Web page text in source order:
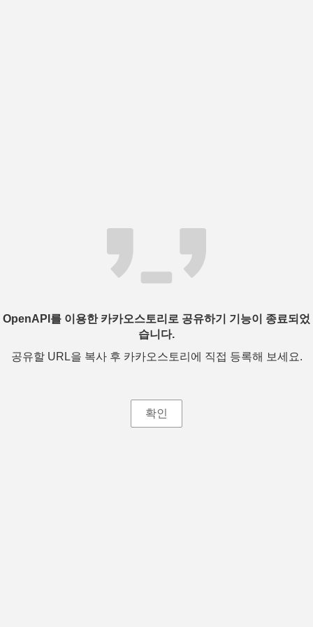
OpenAPI를 이용한 카카오스토리로 공유하기 기능이 종료되었
습니다.
공유할 URL을 복사 후 카카오스토리에 직접 등록해 보세요.
확인